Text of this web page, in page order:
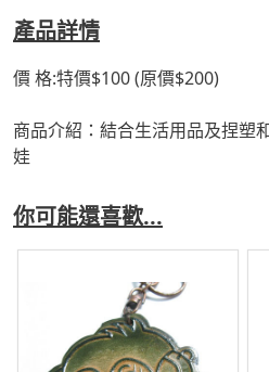
產品詳情
價 格:特價$100 (原價$200)
商品介紹：結合生活用品及捏塑
娃
你可能還喜歡...